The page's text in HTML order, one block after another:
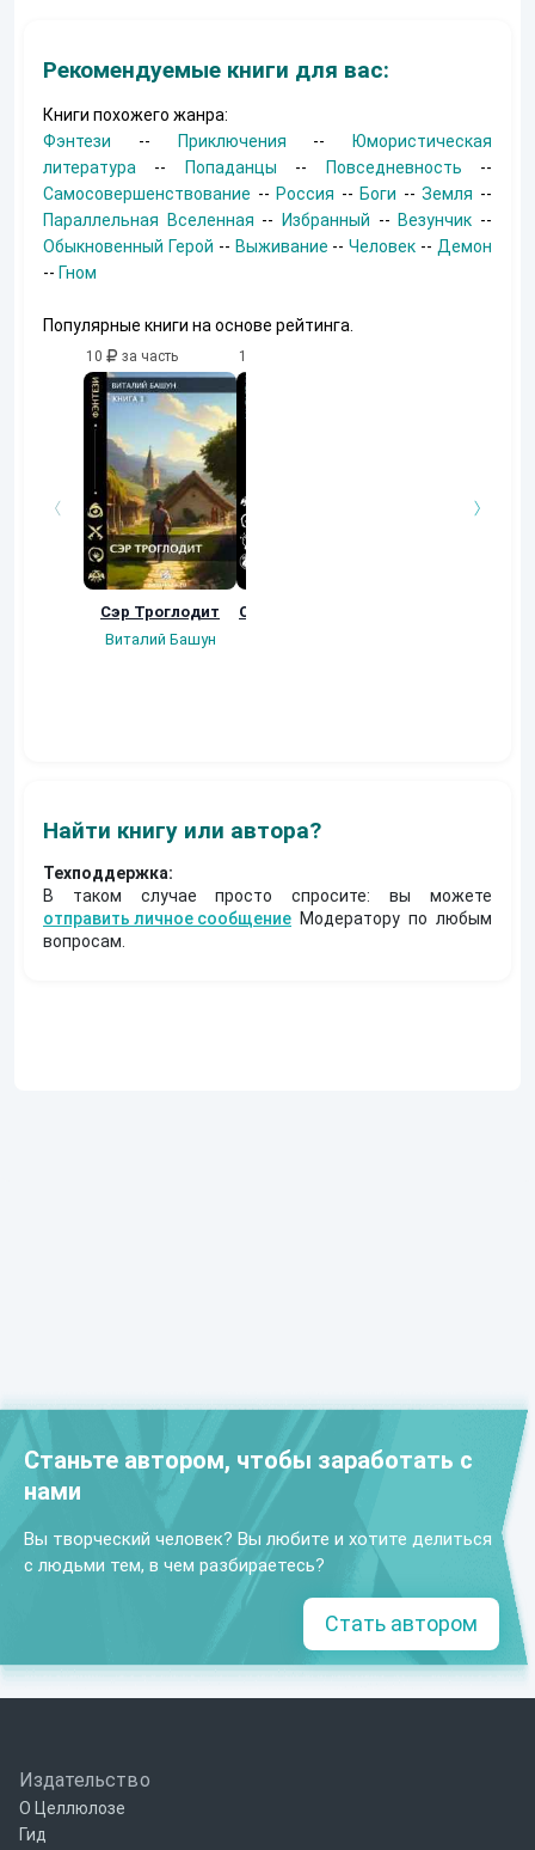
Рекомендуемые книги для вас:
Книги похожего жанра:
Фэнтези -- Приключения --
Юмористическая
литература -- Попаданцы -- Повседневность --
Самосовершенствование -- Россия -- Боги --Земля --
Параллельная Вселенная -- Избранный -- Везунчик --
Обыкновенный Герой -- Выживание --Человек -- Демон
-- Гном
Популярные книги на основе рейтинга.
10 за часть
Сэр Троглодит
Виталий Башун
10
Осколки прошлого
Найти книгу или автора?
Техподдержка:
В таком случае просто спросите: вы можете
отправить личное сообщение Модератору по любым
вопросам.
Станьте автором, чтобы заработать с
нами
Вы творческий человек? Вы любите и хотите делиться
с людьми тем, в чем разбираетесь?
Стать автором
Издательство
О Целлюлозе
Гид